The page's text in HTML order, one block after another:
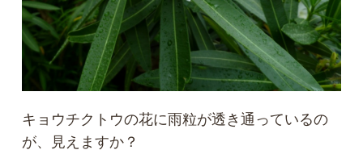
キョウチクトウの花に雨粒が透き通っているの
が、見えますか？